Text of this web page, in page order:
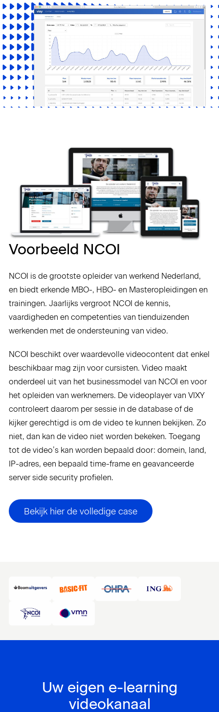
Voorbeeld NCOI
NCOI is de grootste opleider van werkend Nederland,
en biedt erkende MBO-, HBO- en Masteropleidingen en
trainingen. Jaarlijks vergroot NCOI de kennis,
vaardigheden en competenties van tienduizenden
werkenden met de ondersteuning van video.
NCOI beschikt over waardevolle videocontent dat enkel
beschikbaar mag zijn voor cursisten. Video maakt
onderdeel uit van het businessmodel van NCOI en voor
het opleiden van werknemers. De videoplayer van VIXY
controleert daarom per sessie in de database of de
kijker gerechtigd is om de video te kunnen bekijken. Zo
niet, dan kan de video niet worden bekeken. Toegang
tot de video’s kan worden bepaald door: domein, land,
IP-adres, een bepaald time-frame en geavanceerde
server side security profielen.
Bekijk hier de volledige case
Uw eigen e-learning
videokanaal